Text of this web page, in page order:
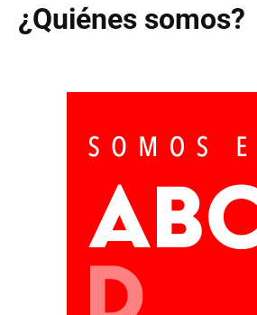
¿Quiénes somos?